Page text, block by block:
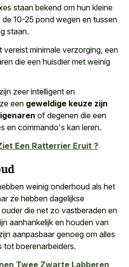
staan bekend om hun kleine
10-25 pond wegen en tussen
staan.
minimale verzorging, een
die een huisdier met weinig
zeer intelligent en
een geweldige keuze zijn
of degenen die een
en commando's kan leren.
Een Ratterrier Eruit ?
weinig onderhoud als het
ze hebben dagelijkse
die net zo vastberaden en
aanhankelijk en houden van
aanpasbaar genoeg om alles
boerenarbeiders.
Twee Zwarte Labberen